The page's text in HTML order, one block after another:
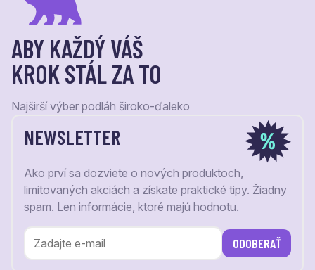
ABY KAŽDÝ VÁŠ
KROK STÁL ZA TO
Najširší výber podláh široko-ďaleko
NEWSLETTER
Ako prví sa dozviete o nových produktoch,
limitovaných akciách a získate praktické tipy. Žiadny
spam. Len informácie, ktoré majú hodnotu.
ODOBERAŤ